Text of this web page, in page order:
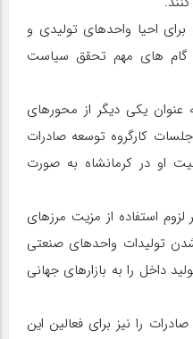
برای احیا واحدهای تولیدی و
گام های مهم تحقق سیاست
یکی دیگر از محورهای
کارگروه توسعه صادرات
او در کرمانشاه به صورت
لزوم استفاده از مزیت مرزهای
تولیدات واحدهای صنعتی
داخل را به بازارهای جهانی
را نیز برای فعالین این